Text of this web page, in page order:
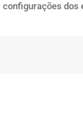
configurações dos